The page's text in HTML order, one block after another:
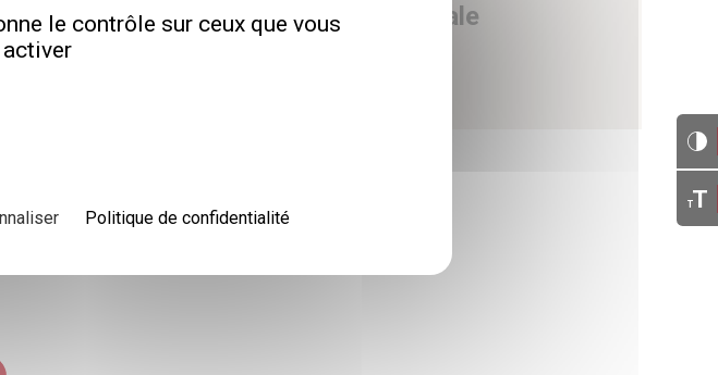
le contrôle sur ceux que vous
Politique de confidentialité
TT
Siège - Direction générale